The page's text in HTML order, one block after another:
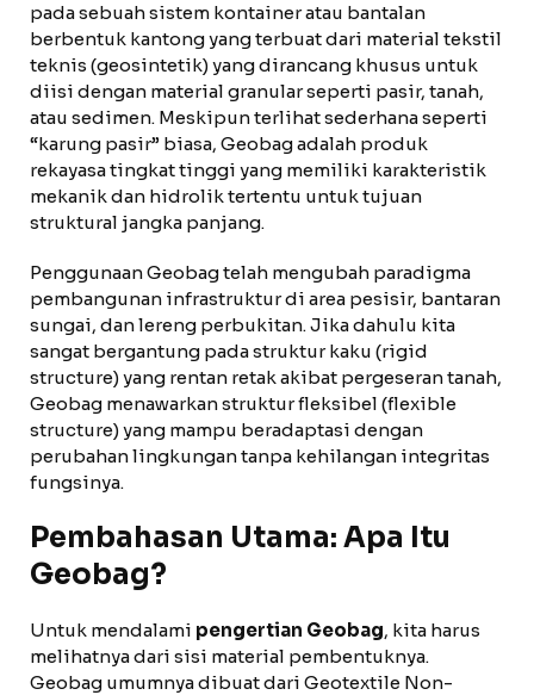
pada sebuah sistem kontainer atau bantalan
berbentuk kantong yang terbuat dari material tekstil
teknis (geosintetik) yang dirancang khusus untuk
diisi dengan material granular seperti pasir, tanah,
atau sedimen. Meskipun terlihat sederhana seperti
“karung pasir” biasa, Geobag adalah produk
rekayasa tingkat tinggi yang memiliki karakteristik
mekanik dan hidrolik tertentu untuk tujuan
struktural jangka panjang.
Penggunaan Geobag telah mengubah paradigma
pembangunan infrastruktur di area pesisir, bantaran
sungai, dan lereng perbukitan. Jika dahulu kita
sangat bergantung pada struktur kaku (rigid
structure) yang rentan retak akibat pergeseran tanah,
Geobag menawarkan struktur fleksibel (flexible
structure) yang mampu beradaptasi dengan
perubahan lingkungan tanpa kehilangan integritas
fungsinya.
Pembahasan Utama: Apa Itu
Geobag?
Untuk mendalami pengertian Geobag, kita harus
melihatnya dari sisi material pembentuknya.
Geobag umumnya dibuat dari Geotextile Non-